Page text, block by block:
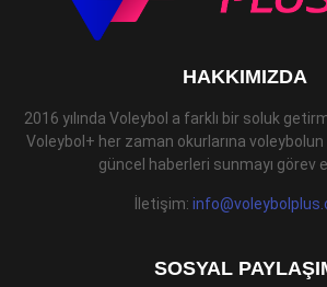
HAKKIMIZDA
2016 yılında Voleybol a farklı bir soluk
Voleybol+ her zaman okurlarına
güncel haberleri sunmayı görev
İletişim:
SOSYAL